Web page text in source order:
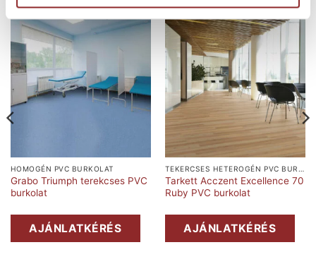
HOMOGÉN PVC BURKOLAT
Grabo Triumph terekcses PVC
burkolat
AJÁNLATKÉRÉS
TEKERCSES HETEROGÉN PVC BURKOLAT
Tarkett Acczent Excellence 70
Ruby PVC burkolat
AJÁNLATKÉRÉS